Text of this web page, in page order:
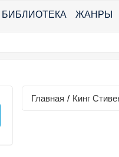
БИБЛИОТЕКА ЖАНРЫ
Главная / Кинг